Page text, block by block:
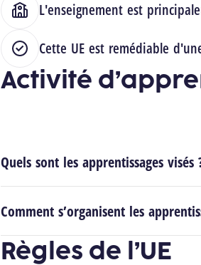
L'enseignement est
Cette UE est remédiable
Activité
Quels sont les apprentissages visés
Comment s’organisent les
Règles de l’UE